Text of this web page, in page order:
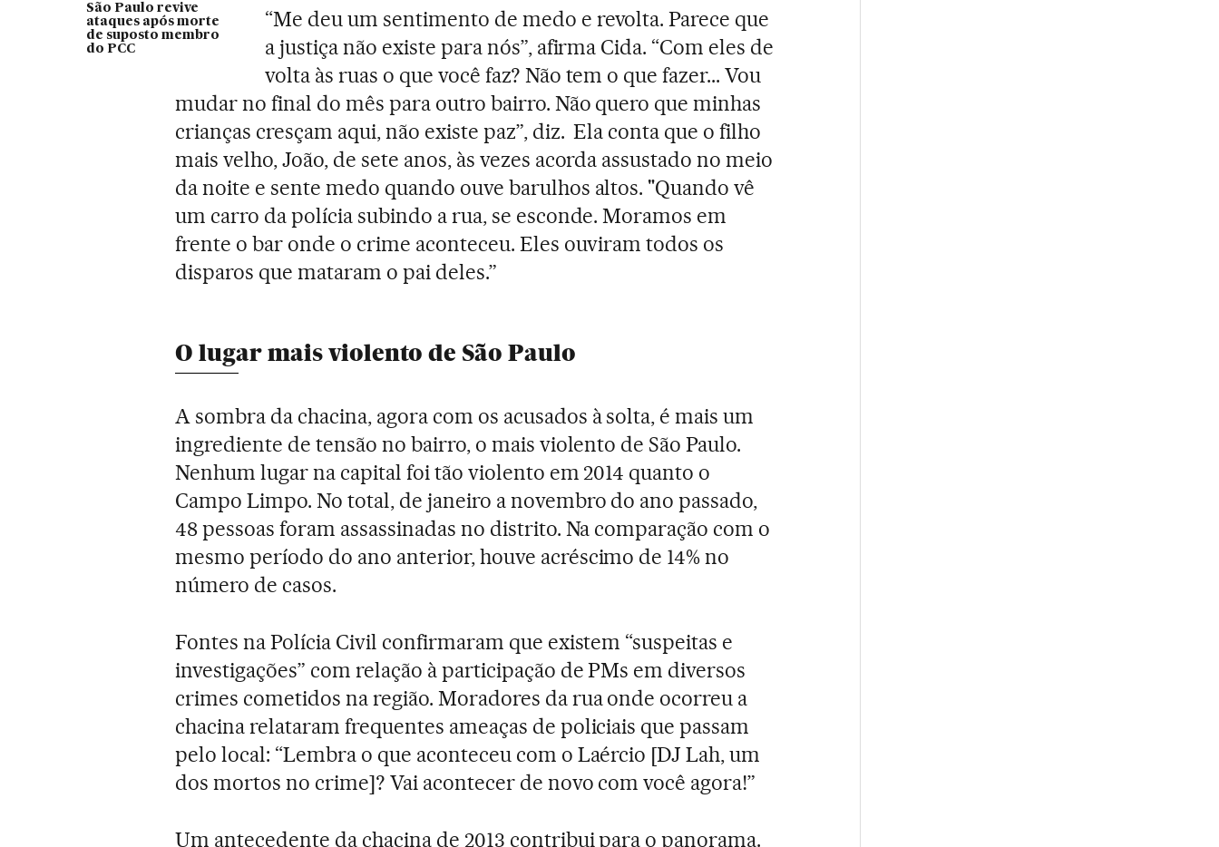
São Paulo revive
ataques após morte
de suposto membro
do PCC
“Me deu um sentimento de medo e revolta. Parece que
a justiça não existe para nós”, afirma Cida. “Com eles de
volta às ruas o que você faz? Não tem o que fazer... Vou
mudar no final do mês para outro bairro. Não quero que minhas
crianças cresçam aqui, não existe paz”, diz. Ela conta que o filho
mais velho, João, de sete anos, às vezes acorda assustado no meio
da noite e sente medo quando ouve barulhos altos. "Quando vê
um carro da polícia subindo a rua, se esconde. Moramos em
frente o bar onde o crime aconteceu. Eles ouviram todos os
disparos que mataram o pai deles.”
O lugar mais violento de São Paulo
A sombra da chacina, agora com os acusados à solta, é mais um
ingrediente de tensão no bairro, o mais violento de São Paulo.
Nenhum lugar na capital foi tão violento em 2014 quanto o
Campo Limpo. No total, de janeiro a novembro do ano passado,
48 pessoas foram assassinadas no distrito. Na comparação com o
mesmo período do ano anterior, houve acréscimo de 14% no
número de casos.
Fontes na Polícia Civil confirmaram que existem “suspeitas e
investigações” com relação à participação de PMs em diversos
crimes cometidos na região. Moradores da rua onde ocorreu a
chacina relataram frequentes ameaças de policiais que passam
pelo local: “Lembra o que aconteceu com o Laércio [DJ Lah, um
dos mortos no crime]? Vai acontecer de novo com você agora!”
Um antecedente da chacina de 2013 contribui para o panorama.